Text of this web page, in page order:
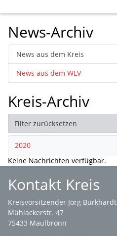
News-Archiv
News aus dem Kreis
News aus dem WLV
Kreis-Archiv
Filter zurücksetzen
2020
Keine Nachrichten verfügbar.
Kontakt Kreis
Kreisvorsitzender Jörg Burkhardt
Mühlackerstr. 47
75433 Maulbronn